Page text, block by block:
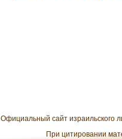
Официальный сайт израильского
При цитировании